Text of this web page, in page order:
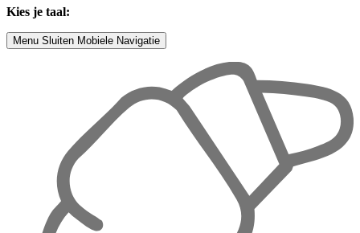
Kies je taal:
Menu Sluiten Mobiele Navigatie